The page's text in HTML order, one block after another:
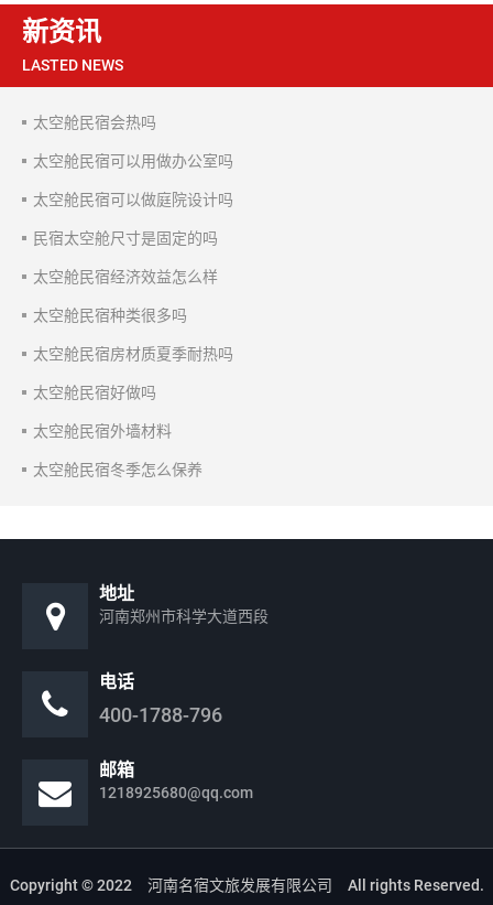
新资讯
LASTED NEWS
太空舱民宿会热吗
太空舱民宿可以用做办公室吗
太空舱民宿可以做庭院设计吗
民宿太空舱尺寸是固定的吗
太空舱民宿经济效益怎么样
太空舱民宿种类很多吗
太空舱民宿房材质夏季耐热吗
太空舱民宿好做吗
太空舱民宿外墙材料
太空舱民宿冬季怎么保养
地址
河南郑州市科学大道西段
电话
400-1788-796
邮箱
1218925680@qq.com
Copyright © 2022 河南名宿文旅发展有限公司 All rights Reserved.